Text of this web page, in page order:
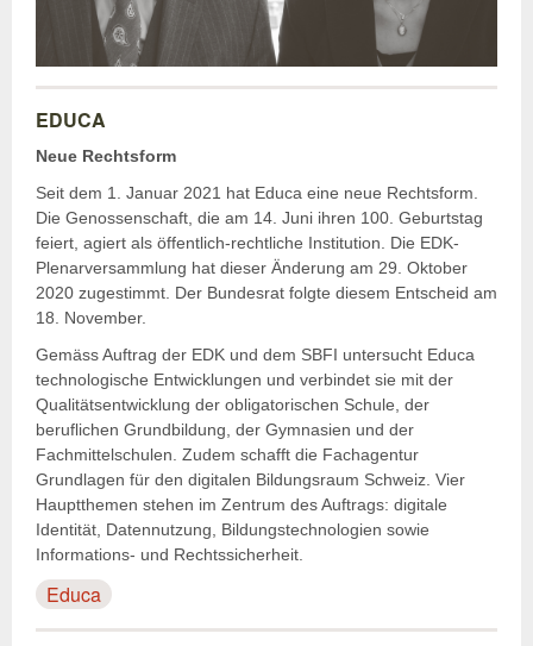
EDUCA
Neue Rechtsform
Seit dem 1. Januar 2021 hat Educa eine neue Rechtsform.
Die Genossenschaft, die am 14. Juni ihren 100. Geburtstag
feiert, agiert als öffentlich-rechtliche Institution. Die EDK-
Plenarversammlung hat dieser Änderung am 29. Oktober
2020 zugestimmt. Der Bundesrat folgte diesem Entscheid am
18. November.
Gemäss Auftrag der EDK und dem SBFI untersucht Educa
technologische Entwicklungen und verbindet sie mit der
Qualitätsentwicklung der obligatorischen Schule, der
beruflichen Grundbildung, der Gymnasien und der
Fachmittelschulen. Zudem schafft die Fachagentur
Grundlagen für den digitalen Bildungsraum Schweiz. Vier
Hauptthemen stehen im Zentrum des Auftrags: digitale
Identität, Datennutzung, Bildungstechnologien sowie
Informations- und Rechtssicherheit.
Educa